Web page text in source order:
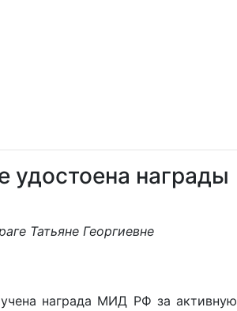
удостоена награды
Татьяне Георгиевне
награда МИД РФ за активную